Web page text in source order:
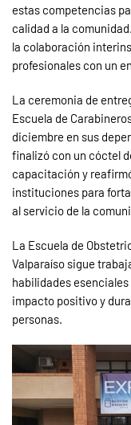
estas competencias
calidad a la
la colaboración
profesionales con un
La ceremonia de
Escuela de
diciembre en sus
finalizó con un cóctel
capacitación y
instituciones para
al servicio de la
La Escuela de
Valparaíso sigue
habilidades
impacto positivo y
personas.